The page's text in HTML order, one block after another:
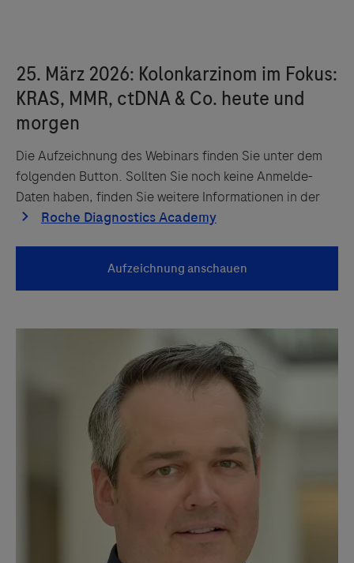
Die Aufzeichnung des Webinars finden Sie unter dem
folgenden Button. Sollten Sie noch keine Anmelde-
Daten haben, finden Sie weitere Informationen in der
Servicegedankens angeboten. Der Herausgeber äußert
keine Meinung über den Inhalt von Websites Dritter und
lehnt ausdrücklich jegliche Verantwortung für